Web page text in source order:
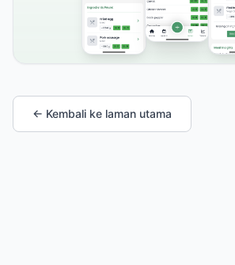
← Kembali ke laman utama